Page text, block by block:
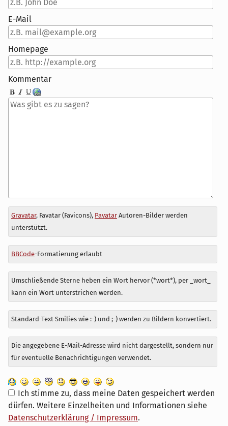
E-Mail
Homepage
Kommentar
Antwort
zu
Gravatar, Favatar (Favicons), PavatarAutoren-Bilder werden
unterstützt.
BBCode-Formatierung erlaubt
Umschließende Sterne heben ein Wort hervor (*wort*), per _wort_
kann ein Wort unterstrichen werden.
Standard-Text Smilies wie :-) und ;-) werden zu Bildern konvertiert.
Die angegebene E-Mail-Adresse wird nicht dargestellt, sondern nur
für eventuelle Benachrichtigungen verwendet.
Ich stimme zu, dass meine Daten gespeichert werden
dürfen. Weitere Einzelheiten und Informationen siehe
Datenschutzerklärung / Impressum.